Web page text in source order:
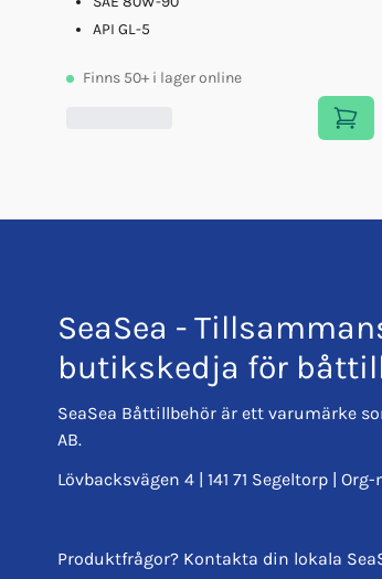
API GL-5
Finns 50+ i lager online
SeaSea -
butikskedja för
SeaSea Båttillbehör är ett varumärke
AB.
Lövbacksvägen 4 | 141 71 Segeltorp |
Produktfrågor? Kontakta din lokala